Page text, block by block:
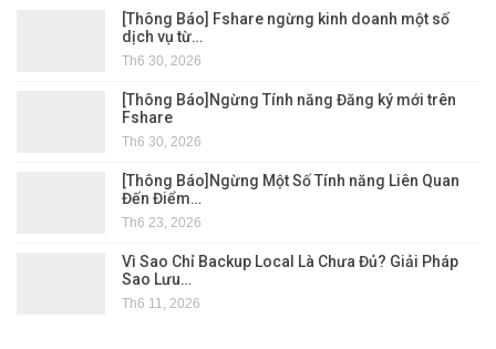
[Thông Báo] Fshare ngừng kinh doanh một số
dịch vụ từ…
Th6 30, 2026
[Thông Báo]Ngừng Tính năng Đăng ký mới trên
Fshare
Th6 30, 2026
[Thông Báo]Ngừng Một Số Tính năng Liên Quan
Đến Điểm…
Th6 23, 2026
Vì Sao Chỉ Backup Local Là Chưa Đủ? Giải Pháp
Sao Lưu…
Th6 11, 2026